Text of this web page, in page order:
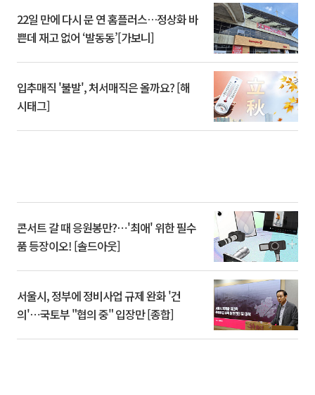
22일 만에 다시 문 연 홈플러스…정상화 바
쁜데 재고 없어 ‘발동동’[가보니]
입추매직 '불발', 처서매직은 올까요? [해
시태그]
콘서트 갈 때 응원봉만?⋯'최애' 위한 필수
품 등장이오! [솔드아웃]
서울시, 정부에 정비사업 규제 완화 '건
의'⋯국토부 "협의 중" 입장만 [종합]